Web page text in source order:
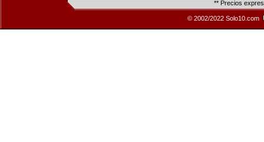
** Precios
© 2002/2022 Solo10.com